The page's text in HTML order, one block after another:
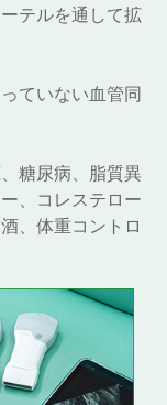
テルを通して拡
ていない血管同
糖尿病、脂質異
、コレステロー
、体重コントロ